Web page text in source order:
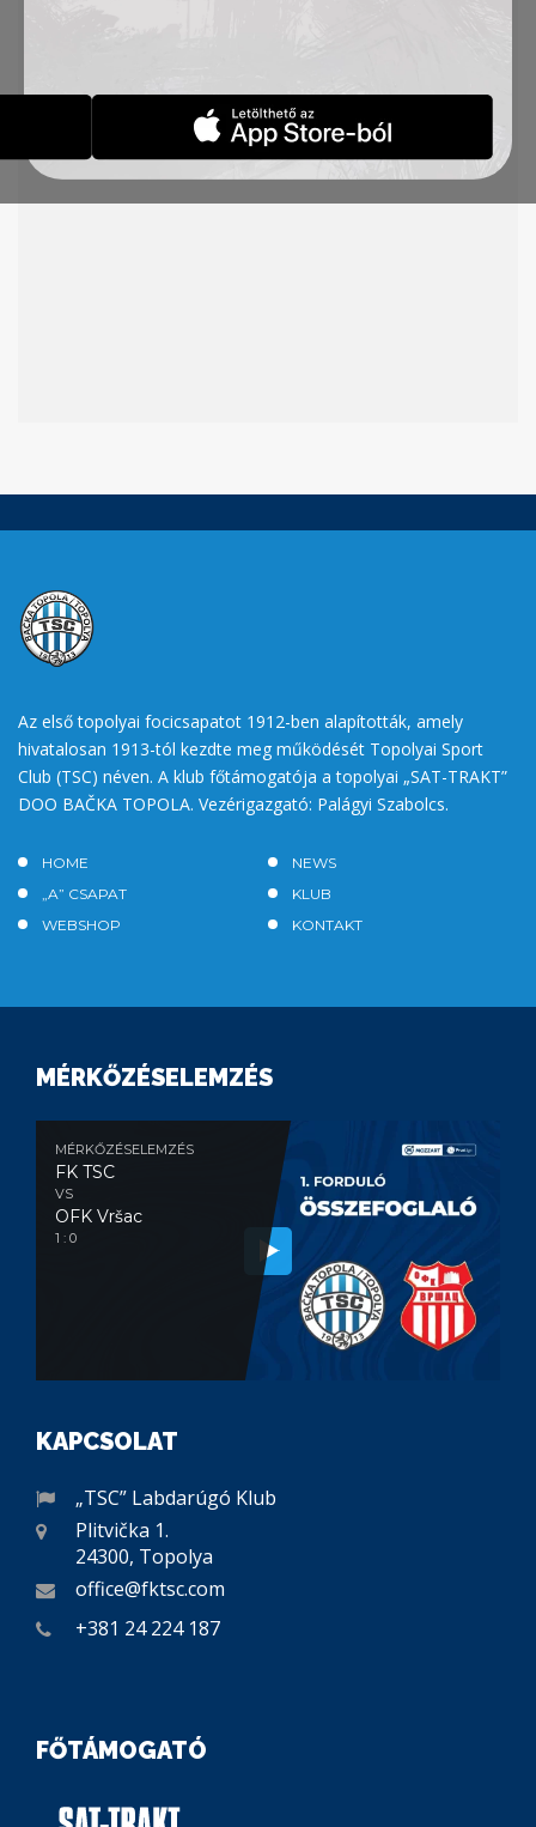
Az első topolyai focicsapatot 1912-ben alapították, amely
hivatalosan 1913-tól kezdte meg működését Topolyai Sport
Club (TSC) néven. A klub főtámogatója a topolyai „SAT-TRAKT”
DOO BAČKA TOPOLA. Vezérigazgató: Palágyi Szabolcs.
HOME
NEWS
„A” CSAPAT
KLUB
WEBSHOP
KONTAKT
MÉRKŐZÉSELEMZÉS
MÉRKŐZÉSELEMZÉS
FK TSC
VS
OFK Vršac
1 : 0
KAPCSOLAT
„TSC” Labdarúgó Klub
Plitvička 1.
24300, Topolya
office@fktsc.com
+381 24 224 187
FŐTÁMOGATÓ